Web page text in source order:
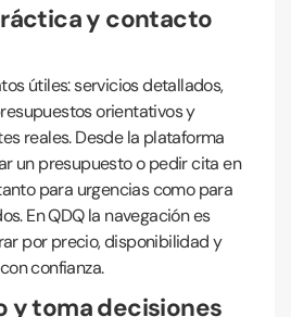
y contacto
útiles: servicios detallados,
orientativos y
reales. Desde la plataforma
un presupuesto o pedir cita en
para urgencias como para
En QDQ la navegación es
por precio, disponibilidad y
confianza.
y toma decisiones